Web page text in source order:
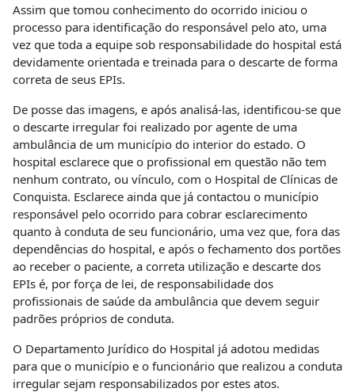
Assim que tomou conhecimento do ocorrido iniciou o
processo para identificação do responsável pelo ato, uma
vez que toda a equipe sob responsabilidade do hospital está
devidamente orientada e treinada para o descarte de forma
correta de seus EPIs.
De posse das imagens, e após analisá-las, identificou-se que
o descarte irregular foi realizado por agente de uma
ambulância de um município do interior do estado. O
hospital esclarece que o profissional em questão não tem
nenhum contrato, ou vínculo, com o Hospital de Clínicas de
Conquista. Esclarece ainda que já contactou o município
responsável pelo ocorrido para cobrar esclarecimento
quanto à conduta de seu funcionário, uma vez que, fora das
dependências do hospital, e após o fechamento dos portões
ao receber o paciente, a correta utilização e descarte dos
EPIs é, por força de lei, de responsabilidade dos
profissionais de saúde da ambulância que devem seguir
padrões próprios de conduta.
O Departamento Jurídico do Hospital já adotou medidas
para que o município e o funcionário que realizou a conduta
irregular sejam responsabilizados por estes atos.